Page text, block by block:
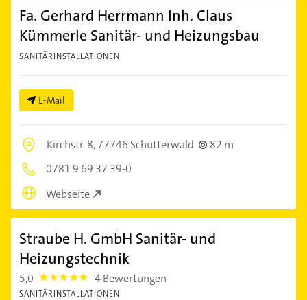
Fa. Gerhard Herrmann Inh. Claus
Kümmerle Sanitär- und Heizungsbau
SANITÄRINSTALLATIONEN
E-Mail
Kirchstr. 8,77746 Schutterwald
82 m
0781 9 69 37 39-0
Webseite
Straube H. GmbH Sanitär- und
Heizungstechnik
5,0 5.0 4 Bewertungen
SANITÄRINSTALLATIONEN